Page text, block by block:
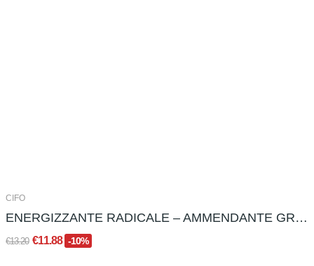
CIFO
ENERGIZZANTE RADICALE – AMMENDANTE GRANULARE...
€13.20 €11.88 -10%